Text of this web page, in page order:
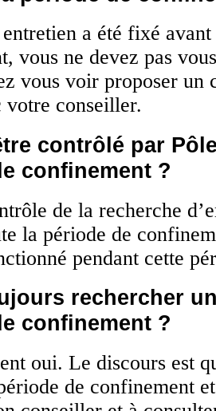
a été fixé
vous ne devez pas
vous voir proposer un
votre conseiller.
contrôlé par
confinement ?
de la recherche
la période de
pendant cette
rechercher
confinement ?
oui. Le discours est
de confinement